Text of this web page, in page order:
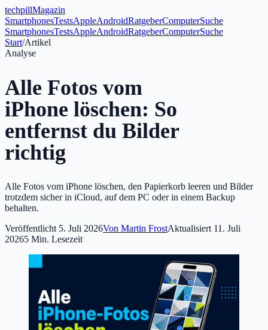
techpillMagazin
SmartphonesTestsAppleAndroidRatgeberComputerSuche
SmartphonesTestsAppleAndroidRatgeberComputerSuche
Start/Artikel
Analyse
Alle Fotos vom
iPhone löschen: So
entfernst du Bilder
richtig
Alle Fotos vom iPhone löschen, den Papierkorb leeren und Bilder
trotzdem sicher in iCloud, auf dem PC oder in einem Backup
behalten.
Veröffentlicht 5. Juli 2026Von Martin FrostAktualisiert 11. Juli
20265 Min. Lesezeit